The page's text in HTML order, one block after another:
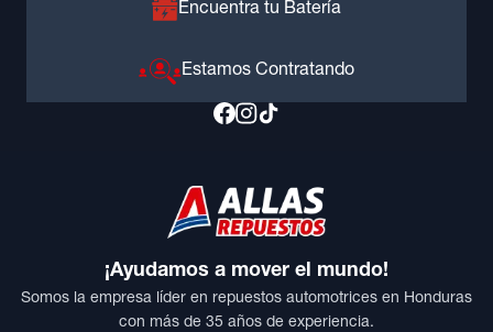
Encuentra tu Batería
Estamos Contratando
¡Ayudamos a mover el mundo!
Somos la empresa líder en repuestos automotrices en Honduras
con más de 35 años de experiencia.